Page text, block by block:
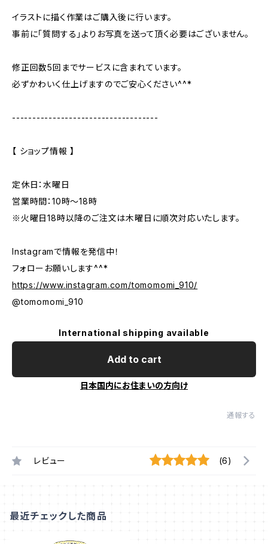
イラストに描く作業はご購入後に行います。
事前に「質問する」よりお写真を送って頂く必要はございません。
修正回数5回までサービスに含まれています。
必ずかわいく仕上げますのでご安心ください^^*
------------------------------------
【 ショップ情報 】
定休日：水曜日
営業時間：10時～18時
※火曜日18時以降のご注文は木曜日に順次対応いたします。
Instagramで情報を発信中！
フォローお願いします^^*
https://www.instagram.com/tomomomi_910/
@tomomomi_910
International shipping available
Add to cart
日本国内にお住まいの方向け
通報する
レビュー (6)
最近チェックした商品